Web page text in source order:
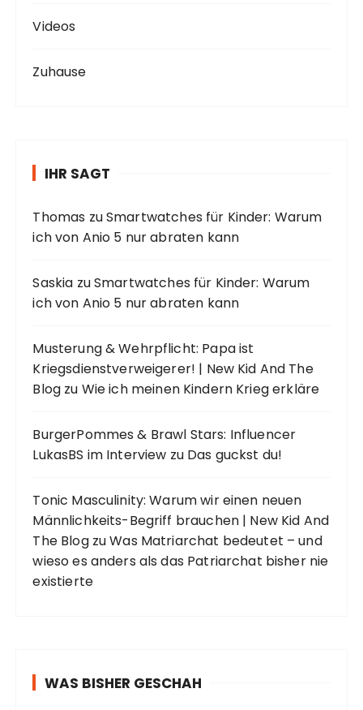
Videos
Zuhause
IHR SAGT
Thomas zuSmartwatches für Kinder: Warum
ich von Anio 5 nur abraten kann
Saskia zuSmartwatches für Kinder: Warum
ich von Anio 5 nur abraten kann
Musterung & Wehrpflicht: Papa ist
Kriegsdienstverweigerer! | New Kid And The
Blog zu Wie ich meinen Kindern Krieg erkläre
BurgerPommes & Brawl Stars: Influencer
LukasBS im Interview zu Das guckst du!
Tonic Masculinity: Warum wir einen neuen
Männlichkeits-Begriff brauchen | New Kid And
The BlogzuWas Matriarchat bedeutet – und
wieso es anders als das Patriarchat bisher nie
existierte
WAS BISHER GESCHAH